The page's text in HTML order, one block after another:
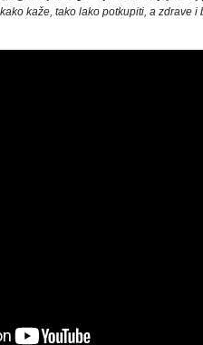
kaže, tako lako potkupiti, a zdrave i